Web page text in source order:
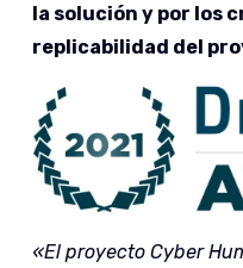
la solución y por los
replicabilidad del
«El proyecto Cyber